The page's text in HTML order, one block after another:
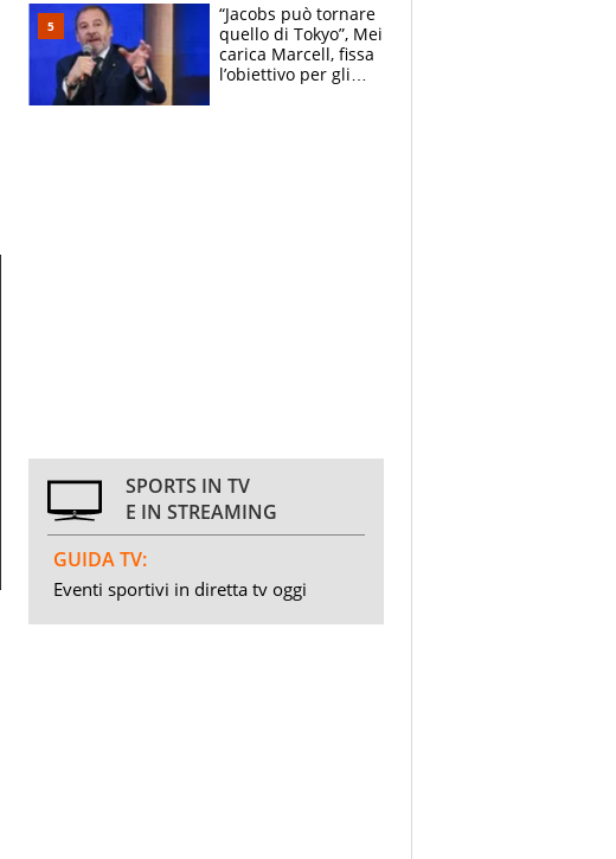
“Jacobs può tornare
quello di Tokyo”, Mei
carica Marcell, fissa
l’obiettivo per gli
SPORTS IN TV
E IN STREAMING
GUIDA TV:
Eventi sportivi in diretta tv oggi